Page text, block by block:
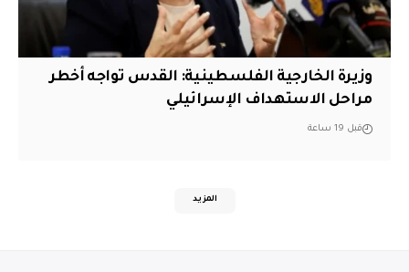
وزيرة الخارجية الفلسطينية: القدس تواجه أخطر
مراحل الاستهداف الإسرائيلي
قبل 19 ساعة
المزيد